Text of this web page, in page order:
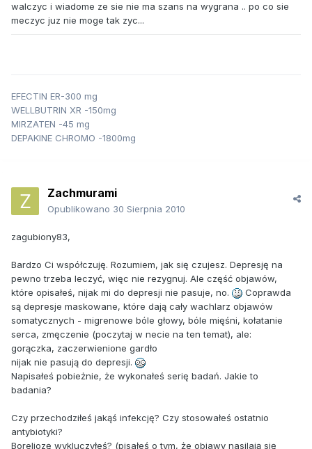
walczyc i wiadome ze sie nie ma szans na wygrana .. po co sie
meczyc juz nie moge tak zyc...
EFECTIN ER-300 mg
WELLBUTRIN XR -150mg
MIRZATEN -45 mg
DEPAKINE CHROMO -1800mg
Zachmurami
Opublikowano 30 Sierpnia 2010
zagubiony83,
Bardzo Ci współczuję. Rozumiem, jak się czujesz. Depresję na
pewno trzeba leczyć, więc nie rezygnuj. Ale część objawów,
które opisałeś, nijak mi do depresji nie pasuje, no.
Coprawda
są depresje maskowane, które dają cały wachlarz objawów
somatycznych - migrenowe bóle głowy, bóle mięśni, kołatanie
serca, zmęczenie (poczytaj w necie na ten temat), ale:
gorączka, zaczerwienione gardło
nijak nie pasują do depresji.
Napisałeś pobieżnie, że wykonałeś serię badań. Jakie to
badania?
Czy przechodziłeś jakąś infekcję? Czy stosowałeś ostatnio
antybiotyki?
Boreliozę wykluczyłeś? (pisałeś o tym, że objawy nasilają się